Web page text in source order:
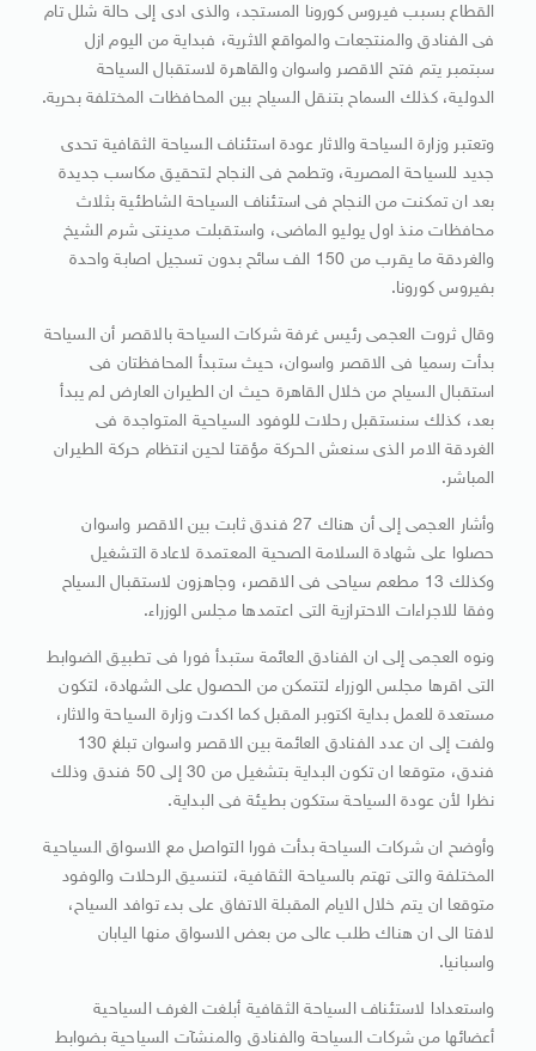
القطاع بسبب فيروس كورونا المستجد، والذى ادى إلى حالة شلل تام
فى الفنادق والمنتجعات والمواقع الاثرية، فبداية من اليوم ازل
سبتمبر يتم فتح الاقصر واسوان والقاهرة لاستقبال السياحة
الدولية، كذلك السماح بتنقل السياح بين المحافظات المختلفة بحرية.
وتعتبر وزارة السياحة والاثار عودة استئناف السياحة الثقافية تحدى
جديد للسياحة المصرية، وتطمح فى النجاح لتحقيق مكاسب جديدة
بعد ان تمكنت من النجاح فى استئناف السياحة الشاطئية بثلاث
محافظات منذ اول يوليو الماضى، واستقبلت مدينتى شرم الشيخ
والغردقة ما يقرب من 150 الف سائح بدون تسجيل اصابة واحدة
بفيروس كورونا.
وقال ثروت العجمى رئيس غرفة شركات السياحة بالاقصر أن السياحة
بدأت رسميا فى الاقصر واسوان، حيث ستبدأ المحافظتان فى
استقبال السياح من خلال القاهرة حيث ان الطيران العارض لم يبدأ
بعد، كذلك سنستقبل رحلات للوفود السياحية المتواجدة فى
الغردقة الامر الذى سنعش الحركة مؤقتا لحين انتظام حركة الطيران
المباشر.
وأشار العجمى إلى أن هناك 27 فندق ثابت بين الاقصر واسوان
حصلوا على شهادة السلامة الصحية المعتمدة لاعادة التشغيل
وكذلك 13 مطعم سياحى فى الاقصر، وجاهزون لاستقبال السياح
وفقا للاجراءات الاحترازية التى اعتمدها مجلس الوزراء.
ونوه العجمى إلى ان الفنادق العائمة ستبدأ فورا فى تطبيق الضوابط
التى اقرها مجلس الوزراء لتتمكن من الحصول على الشهادة، لتكون
مستعدة للعمل بداية اكتوبر المقبل كما اكدت وزارة السياحة والاثار،
ولفت إلى ان عدد الفنادق العائمة بين الاقصر واسوان تبلغ 130
فندق، متوقعا ان تكون البداية بتشغيل من 30 إلى 50 فندق وذلك
نظرا لأن عودة السياحة ستكون بطيئة فى البداية.
وأوضح ان شركات السياحة بدأت فورا التواصل مع الاسواق السياحية
المختلفة والتى تهتم بالسياحة الثقافية، لتنسيق الرحلات والوفود
متوقعا ان يتم خلال الايام المقبلة الاتفاق على بدء توافد السياح،
لافتا الى ان هناك طلب عالى من بعض الاسواق منها اليابان
واسبانيا.
واستعدادا لاستئناف السياحة الثقافية أبلغت الغرف السياحية
أعضائها من شركات السياحة والفنادق والمنشآت السياحية بضوابط